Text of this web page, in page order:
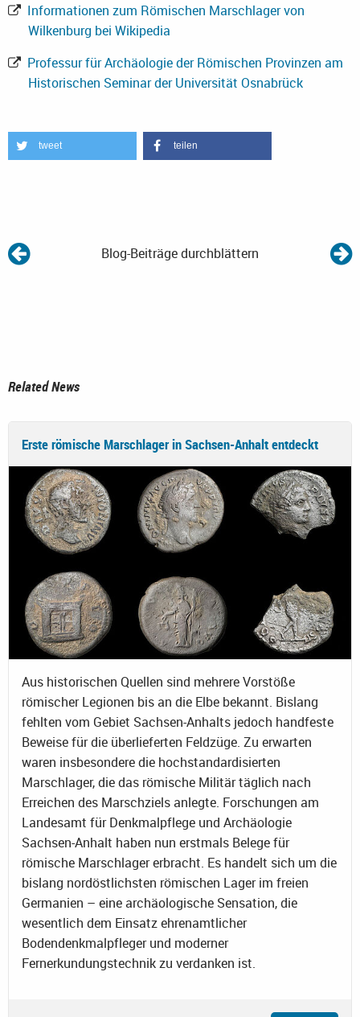
Informationen zum Römischen Marschlager von
Wilkenburg bei Wikipedia
Professur für Archäologie der Römischen Provinzen am
Historischen Seminar der Universität Osnabrück
tweet teilen
Blog-Beiträge durchblättern
Related News
Erste römische Marschlager in Sachsen-Anhalt entdeckt
Aus historischen Quellen sind mehrere Vorstöße
römischer Legionen bis an die Elbe bekannt. Bislang
fehlten vom Gebiet Sachsen-Anhalts jedoch handfeste
Beweise für die überlieferten Feldzüge. Zu erwarten
waren insbesondere die hochstandardisierten
Marschlager, die das römische Militär täglich nach
Erreichen des Marschziels anlegte. Forschungen am
Landesamt für Denkmalpflege und Archäologie
Sachsen-Anhalt haben nun erstmals Belege für
römische Marschlager erbracht. Es handelt sich um die
bislang nordöstlichsten römischen Lager im freien
Germanien – eine archäologische Sensation, die
wesentlich dem Einsatz ehrenamtlicher
Bodendenkmalpfleger und moderner
Fernerkundungstechnik zu verdanken ist.